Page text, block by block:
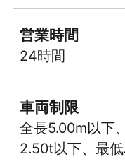
営業時間
24時間
車両制限
全長5.00m以下
2.50t以下、最